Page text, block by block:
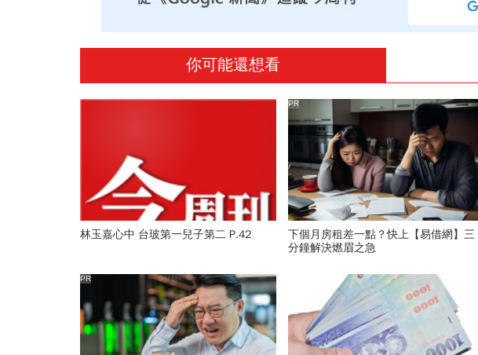
你可能還想看
林玉嘉心中 台玻第一兒子第二 P.42
下個月房租差一點？快上【易借網】三
分鐘解決燃眉之急
PR
PR